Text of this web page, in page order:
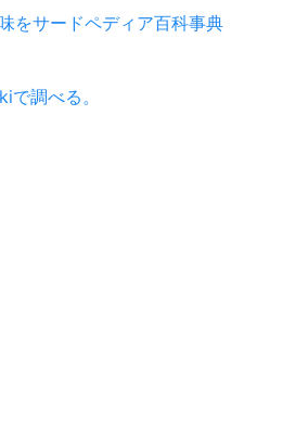
をサードペディア百科事典
で調べる。